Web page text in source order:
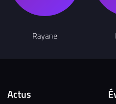
Rayane
Actus